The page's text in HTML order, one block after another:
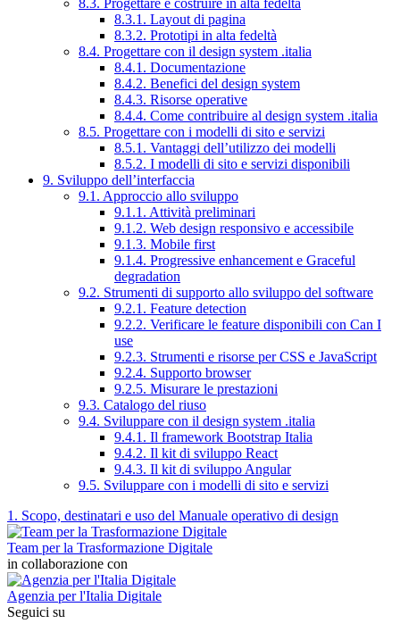
8.3.1. Layout di pagina
8.3.2. Prototipi in alta fedeltà
8.4. Progettare con il design system .italia
8.4.1. Documentazione
8.4.2. Benefici del design system
8.4.3. Risorse operative
8.4.4. Come contribuire al design system .italia
8.5. Progettare con i modelli di sito e servizi
8.5.1. Vantaggi dell’utilizzo dei modelli
8.5.2. I modelli di sito e servizi disponibili
9. Sviluppo dell’interfaccia
9.1. Approccio allo sviluppo
9.1.1. Attività preliminari
9.1.2. Web design responsivo e accessibile
9.1.3. Mobile first
9.1.4. Progressive enhancement e Graceful
degradation
9.2. Strumenti di supporto allo sviluppo del software
9.2.1. Feature detection
9.2.2. Verificare le feature disponibili con Can I
use
9.2.3. Strumenti e risorse per CSS e JavaScript
9.2.4. Supporto browser
9.2.5. Misurare le prestazioni
9.3. Catalogo del riuso
9.4. Sviluppare con il design system .italia
9.4.1. Il framework Bootstrap Italia
9.4.2. Il kit di sviluppo React
9.4.3. Il kit di sviluppo Angular
9.5. Sviluppare con i modelli di sito e servizi
1. Scopo, destinatari e uso del Manuale operativo di design
Team per la Trasformazione Digitale
in collaborazione con
Agenzia per l'Italia Digitale
Seguici su